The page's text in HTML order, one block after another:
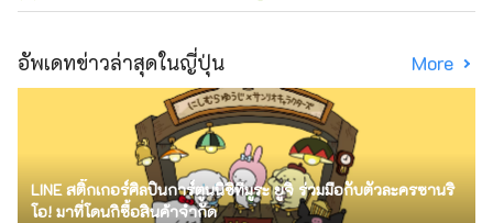
อัพเดทข่าวล่าสุดในญี่ปุ่น More
LINE สติ๊กเกอร์ศิลปินการ์ตูนนิชิทีมูระ ยูจิ ร่วมมือกับตัวละครซานริ
โอ! มาที่โดนกิซื้อสินค้าจำกัด